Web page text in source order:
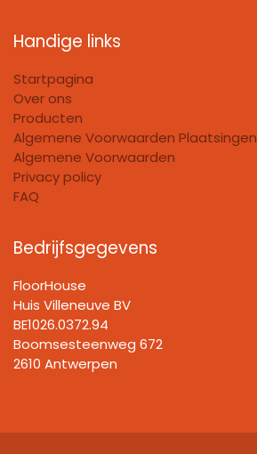
Handige links
Startpagina
Over ons
Producten
Algemene Voorwaarden Plaatsingen
Algemene Voorwaarden
Privacy policy
FAQ
Bedrijfsgegevens
FloorHouse
Huis Villeneuve BV​
BE1026.0372.94
Boomsesteenweg 672
2610 Antwerpen